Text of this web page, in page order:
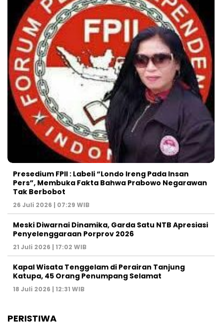
Presedium FPII : Labeli “Londo Ireng Pada Insan
Pers”, Membuka Fakta Bahwa Prabowo Negarawan
Tak Berbobot
26 Juli 2026 | 07:29 WIB
Meski Diwarnai Dinamika, Garda Satu NTB Apresiasi
Penyelenggaraan Porprov 2026 ‎
21 Juli 2026 | 17:02 WIB
Kapal Wisata Tenggelam di Perairan Tanjung
Katupa, 45 Orang Penumpang Selamat
18 Juli 2026 | 12:31 WIB
PERISTIWA